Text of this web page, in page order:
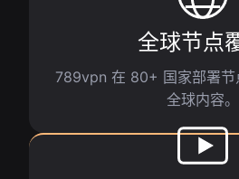
全球节点
789vpn 在 80+ 国家部署节
全球内容。